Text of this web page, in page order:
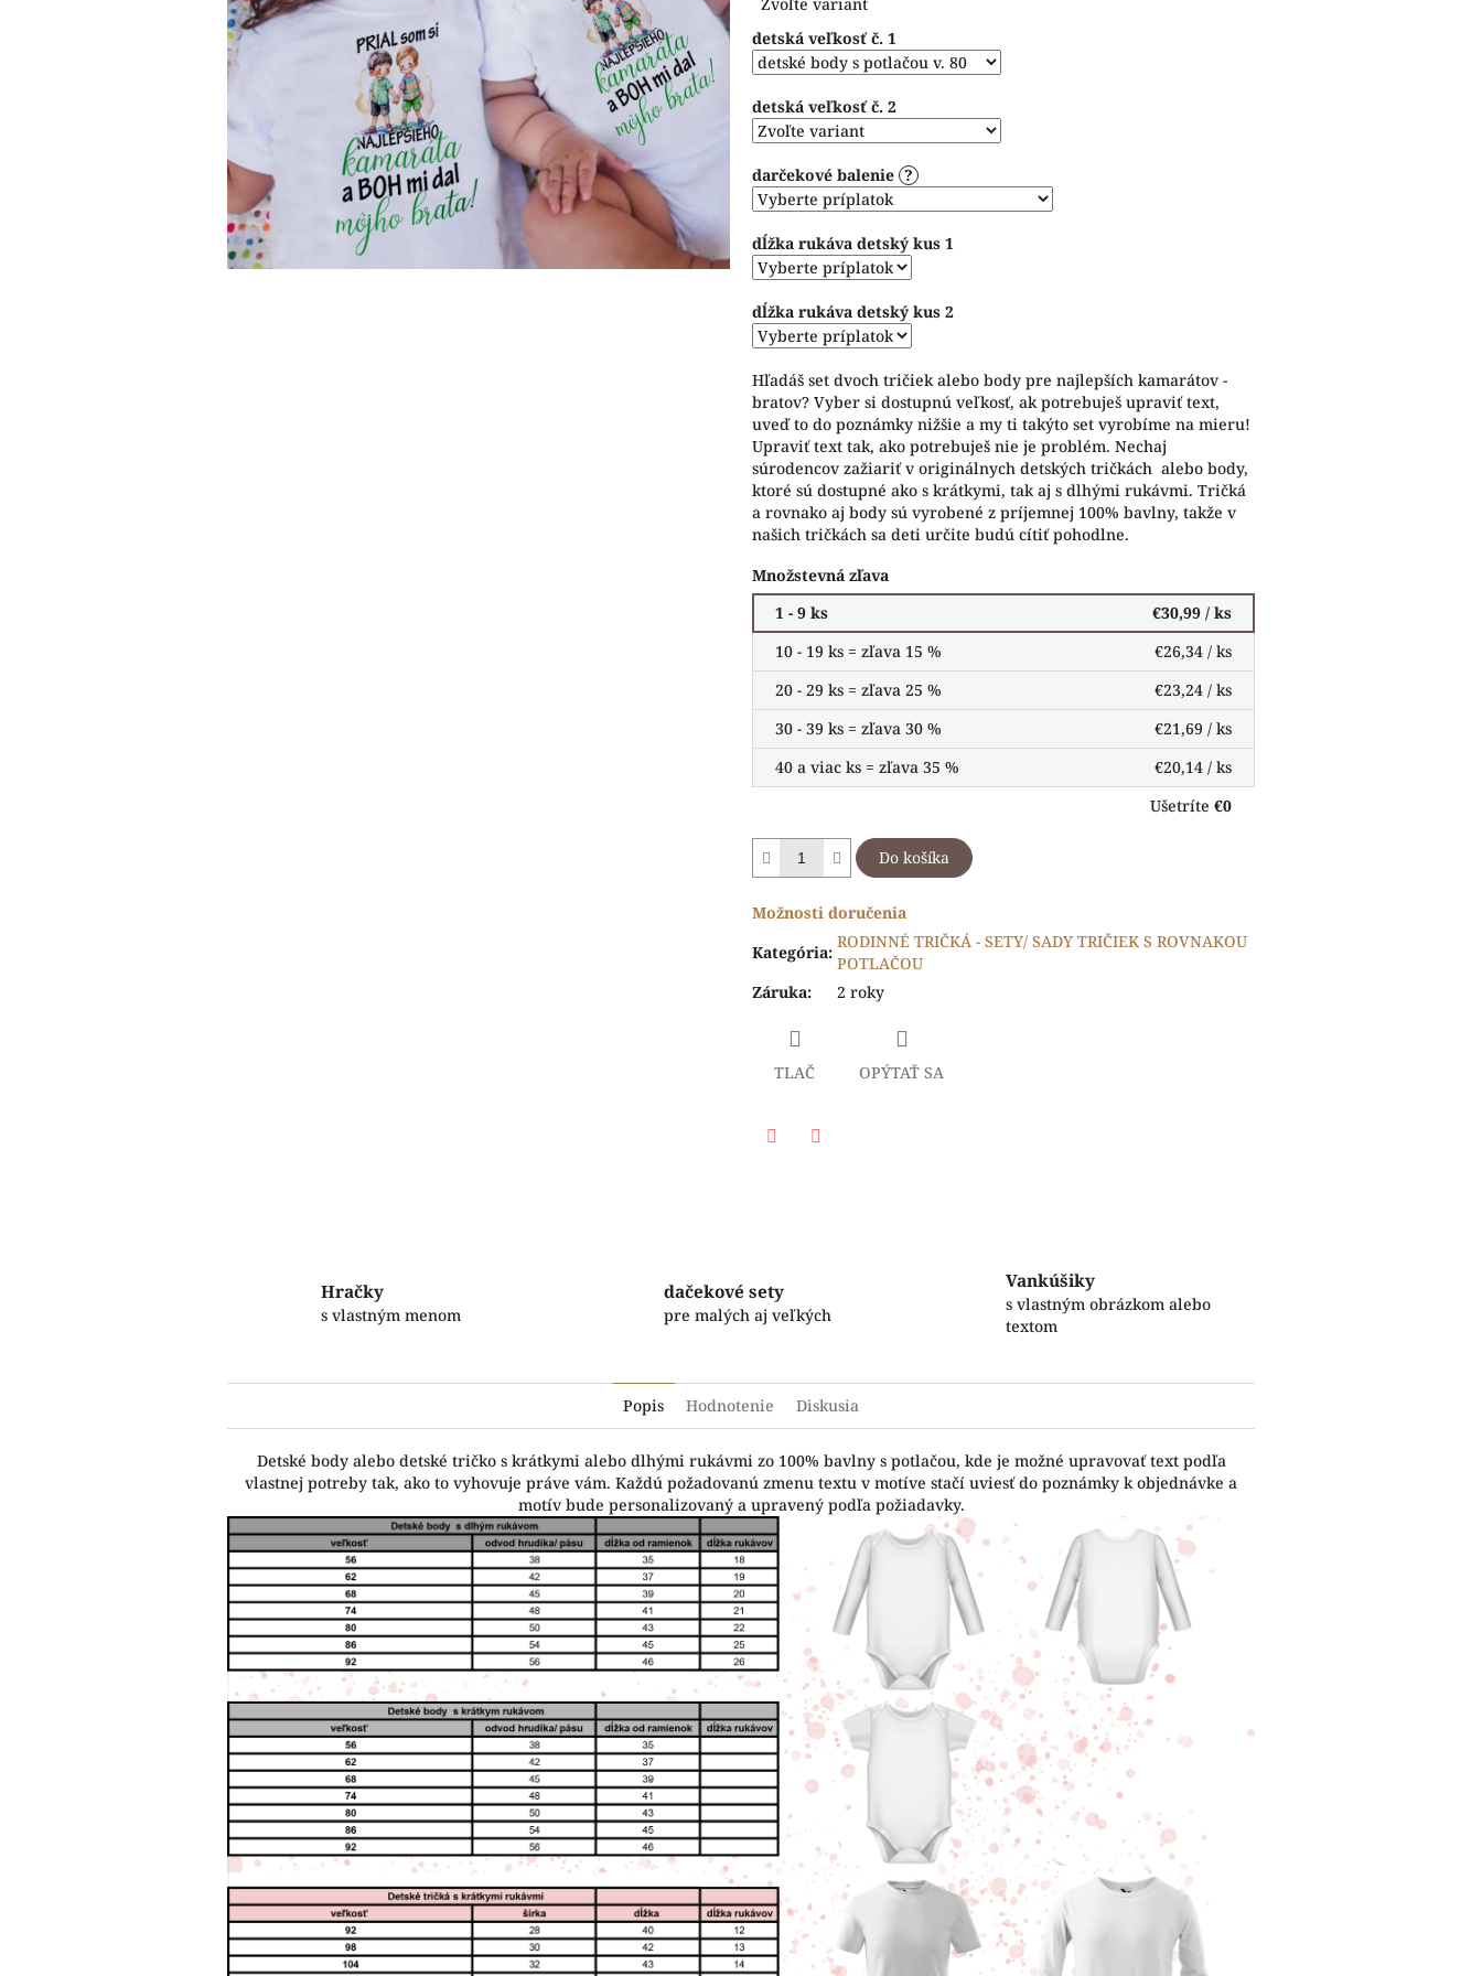
5
hviezdičiek.
cena:
detská veľkosť č. 1
detská veľkosť č. 2
darčekové balenie ?
dĺžka rukáva detský kus 1
dĺžka rukáva detský kus 2
Hľadáš set dvoch tričiek alebo body pre najlepších kamarátov -
bratov? Vyber si dostupnú veľkosť, ak potrebuješ upraviť text,
uveď to do poznámky nižšie a my ti takýto set vyrobíme na mieru!
Upraviť text tak, ako potrebuješ nie je problém. Nechaj
súrodencov zažiariť v originálnych detských tričkách alebo body,
ktoré sú dostupné ako s krátkymi, tak aj s dlhými rukávmi. Tričká
a rovnako aj body sú vyrobené z príjemnej 100% bavlny, takže v
našich tričkách sa deti určite budú cítiť pohodlne.
Množstevná zľava
1 - 9 ks
€30,99 / ks
10 - 19 ks = zľava 15 %
€26,34 / ks
20 - 29 ks = zľava 25 %
€23,24 / ks
30 - 39 ks = zľava 30 %
€21,69 / ks
40 a viac ks = zľava 35 %
€20,14 / ks
Ušetríte €0
Do košíka
Možnosti doručenia
Kategória:
RODINNÉ TRIČKÁ - SETY/ SADY TRIČIEK S ROVNAKOU
POTLAČOU
Záruka: 2 roky
TLAČ OPÝTAŤ SA
Hračky
s vlastným menom
dačekové sety
pre malých aj veľkých
Vankúšiky
s vlastným obrázkom alebo
textom
Popis Hodnotenie Diskusia
Detské body alebo detské tričko s krátkymi alebo dlhými rukávmi zo 100% bavlny s potlačou, kde je možné upravovať text podľa
vlastnej potreby tak, ako to vyhovuje práve vám. Každú požadovanú zmenu textu v motíve stačí uviesť do poznámky k objednávke a
motív bude personalizovaný a upravený podľa požiadavky.